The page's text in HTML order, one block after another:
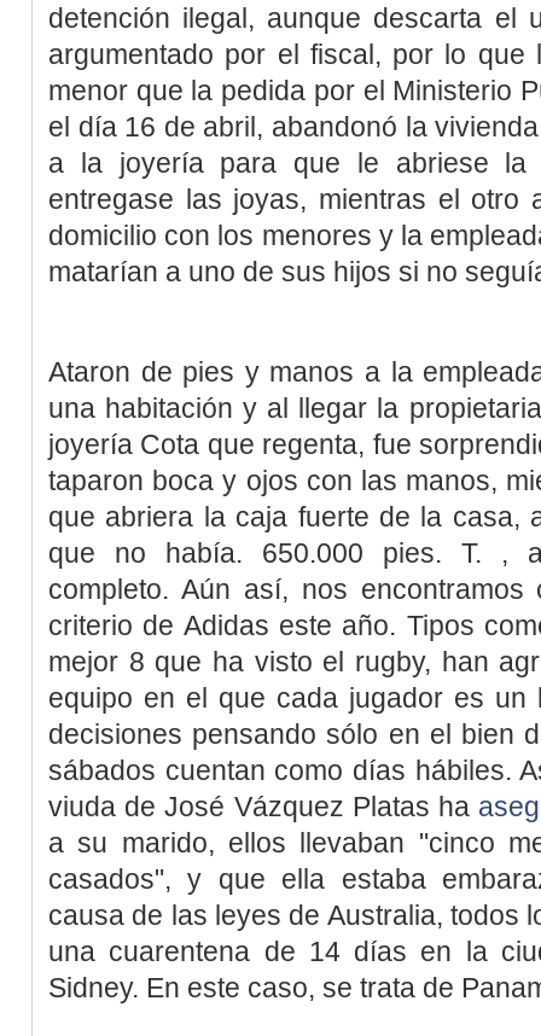
detención ilegal, aunque descarta el
argumentado por el fiscal, por lo
menor que la pedida por el Ministerio
el día 16 de abril, abandonó la
a la joyería para que le abriese
entregase las joyas, mientras el otro
domicilio con los menores y la
matarían a uno de sus hijos si no
Ataron de pies y manos a la
una habitación y al llegar la
joyería Cota que regenta, fue
taparon boca y ojos con las manos,
que abriera la caja fuerte de la casa,
que no había. 650.000 pies. T. ,
completo. Aún así, nos
criterio de Adidas este año. Tipos
mejor 8 que ha visto el rugby, han
equipo en el que cada jugador es
decisiones pensando sólo en el bien
sábados cuentan como días hábiles.
viuda de José Vázquez Platas ha
a su marido, ellos llevaban "cinco
casados", y que ella estaba
causa de las leyes de Australia, todos
una cuarentena de 14 días en la
Sidney. En este caso, se trata de